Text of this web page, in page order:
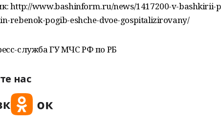
http://www.bashinform.ru/news/1417200-v-bashkirii-
rebenok-pogib-eshche-dvoe-gospitalizirovany/
служба ГУ МЧС РФ по РБ
нас